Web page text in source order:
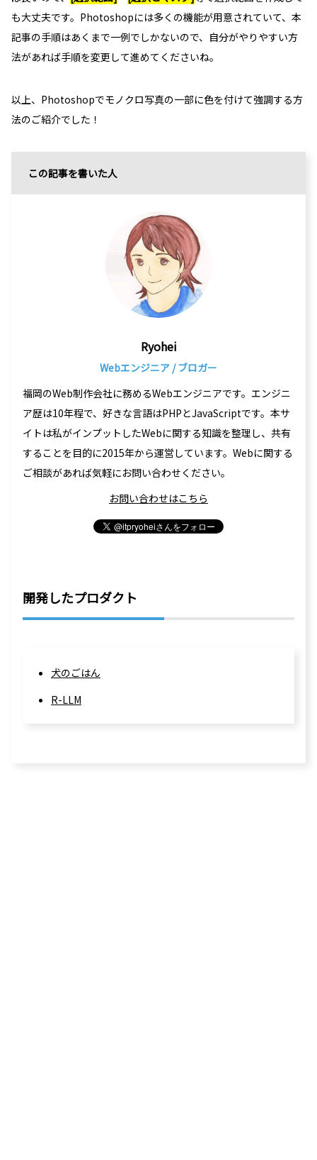
も大丈夫です。Photoshopには多くの機能が用意されていて、本
記事の手順はあくまで一例でしかないので、自分がやりやすい方
法があれば手順を変更して進めてくださいね。
以上、Photoshopでモノクロ写真の一部に色を付けて強調する方
法のご紹介でした！
この記事を書いた人
Ryohei
Webエンジニア / ブロガー
福岡のWeb制作会社に務めるWebエンジニアです。エンジニ
ア歴は10年程で、好きな言語はPHPとJavaScriptです。本サ
イトは私がインプットしたWebに関する知識を整理し、共有
することを目的に2015年から運営しています。Webに関する
ご相談があれば気軽にお問い合わせください。
お問い合わせはこちら
開発したプロダクト
犬のごはん
R-LLM